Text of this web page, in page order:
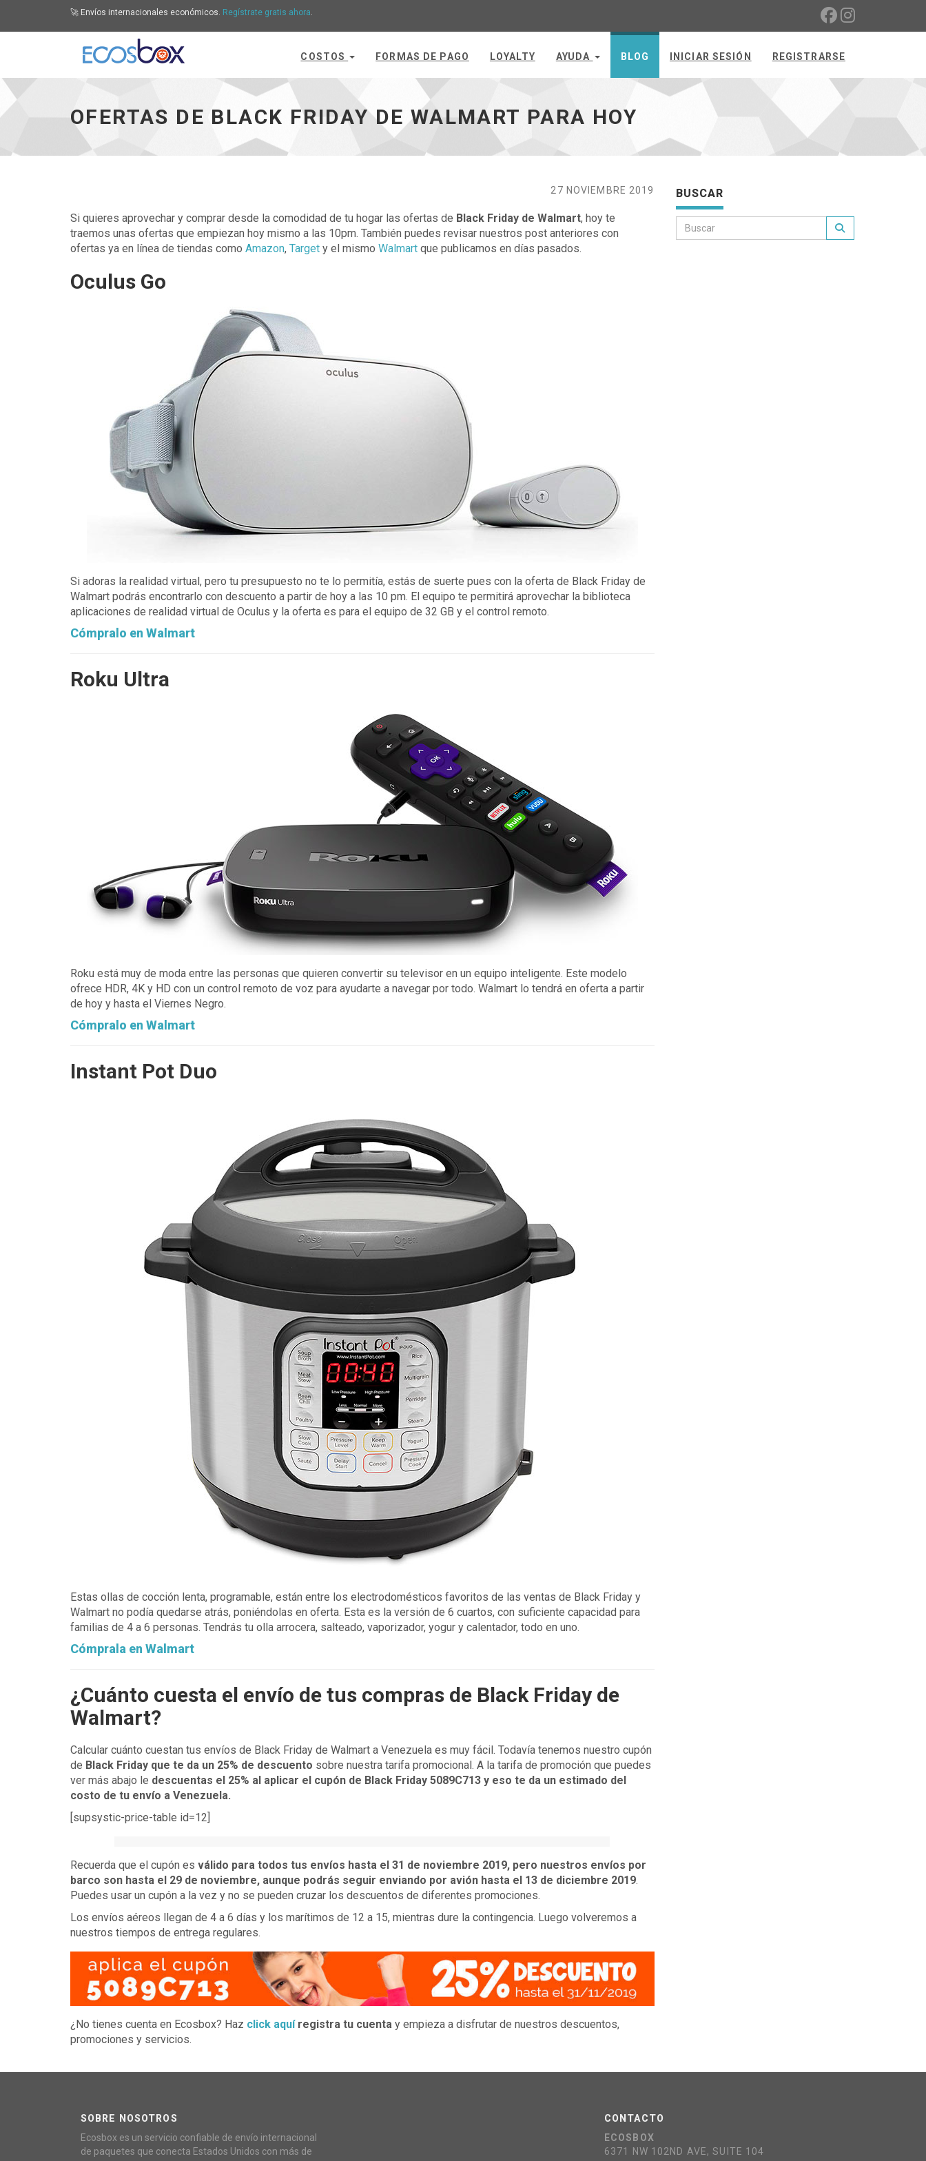
🚀 Envíos internacionales económicos. Regístrate gratis ahora.
COSTOS FORMAS DE PAGO LOYALTY AYUDA BLOG INICIAR SESIÓN REGISTRARSE
OFERTAS DE BLACK FRIDAY DE WALMART PARA HOY
27 NOVIEMBRE 2019
Si quieres aprovechar y comprar desde la comodidad de tu hogar las ofertas de Black Friday de Walmart, hoy te
traemos unas ofertas que empiezan hoy mismo a las 10pm. También puedes revisar nuestros post anteriores con
ofertas ya en línea de tiendas como Amazon, Target y el mismo Walmart que publicamos en días pasados.
Oculus Go
Si adoras la realidad virtual, pero tu presupuesto no te lo permitía, estás de suerte pues con la oferta de Black Friday de
Walmart podrás encontrarlo con descuento a partir de hoy a las 10 pm. El equipo te permitirá aprovechar la biblioteca
aplicaciones de realidad virtual de Oculus y la oferta es para el equipo de 32 GB y el control remoto.
Cómpralo en Walmart
Roku Ultra
Roku está muy de moda entre las personas que quieren convertir su televisor en un equipo inteligente. Este modelo
ofrece HDR, 4K y HD con un control remoto de voz para ayudarte a navegar por todo. Walmart lo tendrá en oferta a partir
de hoy y hasta el Viernes Negro.
Cómpralo en Walmart
Instant Pot Duo
Estas ollas de cocción lenta, programable, están entre los electrodomésticos favoritos de las ventas de Black Friday y
Walmart no podía quedarse atrás, poniéndolas en oferta. Esta es la versión de 6 cuartos, con suficiente capacidad para
familias de 4 a 6 personas. Tendrás tu olla arrocera, salteado, vaporizador, yogur y calentador, todo en uno.
Cómprala en Walmart
¿Cuánto cuesta el envío de tus compras de Black Friday de
Walmart?
Calcular cuánto cuestan tus envíos de Black Friday de Walmart a Venezuela es muy fácil. Todavía tenemos nuestro cupón
de Black Friday que te da un 25% de descuento sobre nuestra tarifa promocional. A la tarifa de promoción que puedes
ver más abajo le descuentas el 25% al aplicar el cupón de Black Friday 5089C713 y eso te da un estimado del
costo de tu envío a Venezuela.
[supsystic-price-table id=12]
Recuerda que el cupón es válido para todos tus envíos hasta el 31 de noviembre 2019, pero nuestros envíos por
barco son hasta el 29 de noviembre, aunque podrás seguir enviando por avión hasta el 13 de diciembre 2019.
Puedes usar un cupón a la vez y no se pueden cruzar los descuentos de diferentes promociones.
Los envíos aéreos llegan de 4 a 6 días y los marítimos de 12 a 15, mientras dure la contingencia. Luego volveremos a
nuestros tiempos de entrega regulares.
¿No tienes cuenta en Ecosbox? Haz click aquíregistra tu cuenta y empieza a disfrutar de nuestros descuentos,
promociones y servicios.
BUSCAR
SOBRE NOSOTROS
Ecosbox es un servicio confiable de envío internacional
de paquetes que conecta Estados Unidos con más de
CONTACTO
ECOSBOX
6371 NW 102ND AVE, SUITE 104